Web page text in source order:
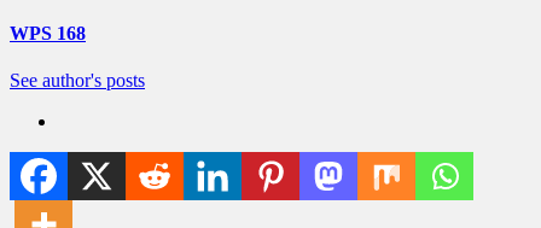
WPS 168
See author's posts